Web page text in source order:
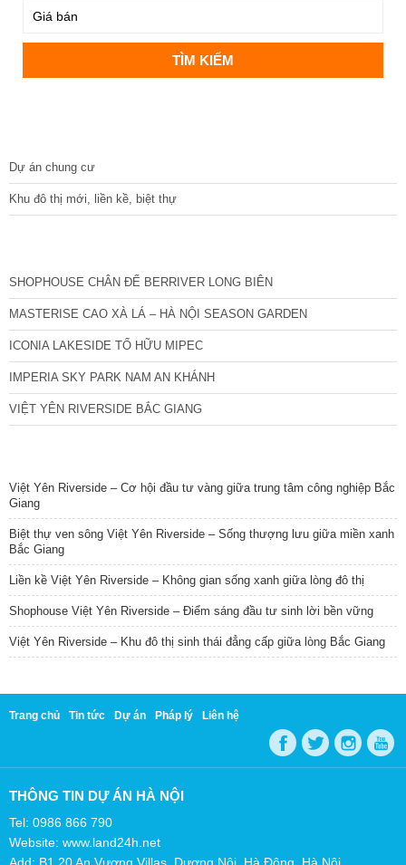
Dự án chung cư
Khu đô thị mới, liền kề, biệt thự
SHOPHOUSE CHÂN ĐẾ BERRIVER LONG BIÊN
MASTERISE CAO XÀ LÁ – HÀ NỘI SEASON GARDEN
ICONIA LAKESIDE TỐ HỮU MIPEC
IMPERIA SKY PARK NAM AN KHÁNH
VIỆT YÊN RIVERSIDE BẮC GIANG
Việt Yên Riverside – Cơ hội đầu tư vàng giữa trung tâm công nghiệp Bắc
Giang
Biệt thự ven sông Việt Yên Riverside – Sống thượng lưu giữa miền xanh
Bắc Giang
Liền kề Việt Yên Riverside – Không gian sống xanh giữa lòng đô thị
Shophouse Việt Yên Riverside – Điểm sáng đầu tư sinh lời bền vững
Việt Yên Riverside – Khu đô thị sinh thái đẳng cấp giữa lòng Bắc Giang
Trang chủ Tin tức Dự án Pháp lý Liên hệ
THÔNG TIN DỰ ÁN HÀ NỘI
Tel: 0986 866 790
Website: www.land24h.net